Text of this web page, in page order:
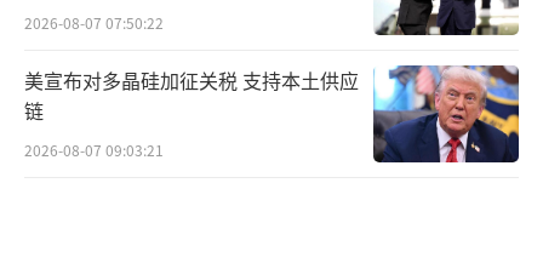
2026-08-07 07:50:22
美宣布对多晶硅加征关税 支持本土供应
链
2026-08-07 09:03:21